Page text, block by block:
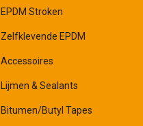
EPDM Stroken
Zelfklevende EPDM
Accessoires
Lijmen & Sealants
Bitumen/Butyl Tapes